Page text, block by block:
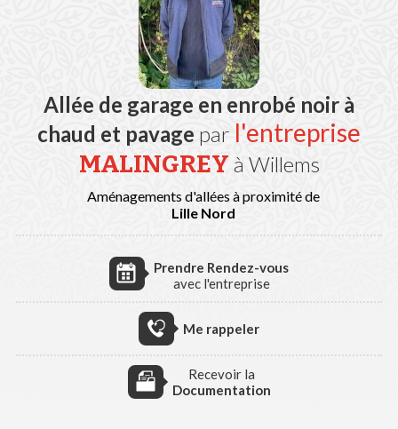
Allée de garage en enrobé noir à
chaud et pavage par l'entreprise
MALINGREY à Willems
Aménagements d'allées à proximité de
Lille Nord
Prendre Rendez-vous
avec l'entreprise
Me rappeler
Recevoir la
Documentation